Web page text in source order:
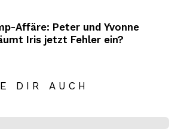
Affäre: Peter und Yvonne
Iris jetzt Fehler ein?
DIR AUCH